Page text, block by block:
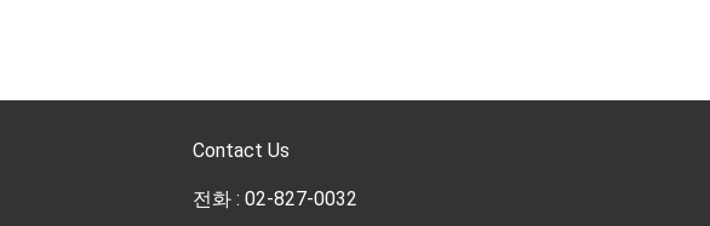
Contact Us
전화 : 02-827-0032